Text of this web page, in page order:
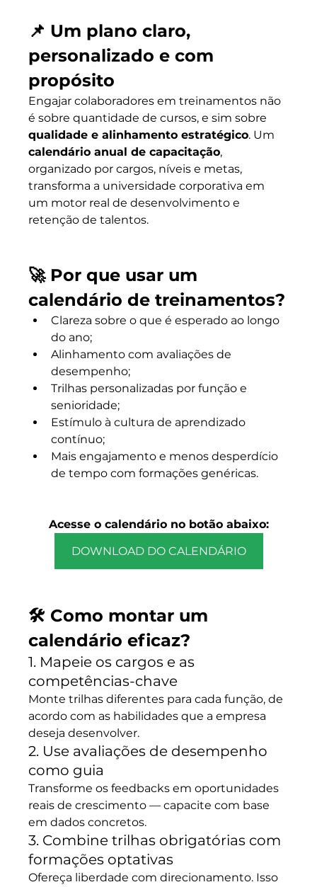
📌 Um plano claro,
personalizado e com
propósito
Engajar colaboradores em treinamentos não
é sobre quantidade de cursos, e sim sobre
qualidade e alinhamento estratégico. Um
calendário anual de capacitação,
organizado por cargos, níveis e metas,
transforma a universidade corporativa em
um motor real de desenvolvimento e
retenção de talentos.
🚀 Por que usar um
calendário de treinamentos?
Clareza sobre o que é esperado ao longo
do ano;
Alinhamento com avaliações de
desempenho;
Trilhas personalizadas por função e
senioridade;
Estímulo à cultura de aprendizado
contínuo;
Mais engajamento e menos desperdício
de tempo com formações genéricas.
Acesse o calendário no botão abaixo:
DOWNLOAD DO CALENDÁRIO
🛠️ Como montar um
calendário eficaz?
1. Mapeie os cargos e as
competências-chave
Monte trilhas diferentes para cada função, de
acordo com as habilidades que a empresa
deseja desenvolver.
2. Use avaliações de desempenho
como guia
Transforme os feedbacks em oportunidades
reais de crescimento — capacite com base
em dados concretos.
3. Combine trilhas obrigatórias com
formações optativas
Ofereça liberdade com direcionamento. Isso